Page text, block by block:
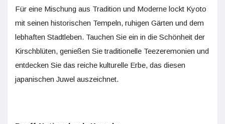
Für eine Mischung aus Tradition und Moderne lockt Kyoto
mit seinen historischen Tempeln, ruhigen Gärten und dem
lebhaften Stadtleben. Tauchen Sie ein in die Schönheit der
Kirschblüten, genießen Sie traditionelle Teezeremonien und
entdecken Sie das reiche kulturelle Erbe, das diesen
japanischen Juwel auszeichnet.